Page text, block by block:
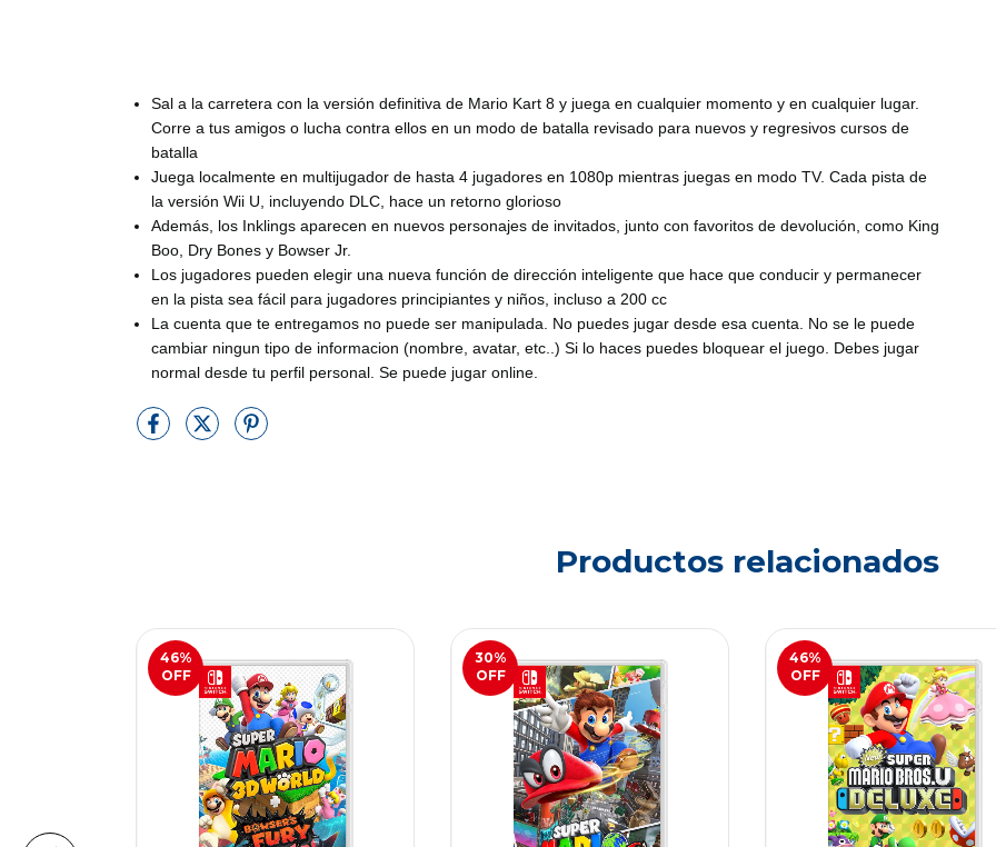
Sal a la carretera con la versión definitiva de Mario Kart 8 y juega en cualquier momento y en cualquier lugar.
Corre a tus amigos o lucha contra ellos en un modo de batalla revisado para nuevos y regresivos cursos de
batalla
Juega localmente en multijugador de hasta 4 jugadores en 1080p mientras juegas en modo TV. Cada pista de
la versión Wii U, incluyendo DLC, hace un retorno glorioso
Además, los Inklings aparecen en nuevos personajes de invitados, junto con favoritos de devolución, como King
Boo, Dry Bones y Bowser Jr.
Los jugadores pueden elegir una nueva función de dirección inteligente que hace que conducir y permanecer
en la pista sea fácil para jugadores principiantes y niños, incluso a 200 cc
La cuenta que te entregamos no puede ser manipulada. No puedes jugar desde esa cuenta. No se le puede
cambiar ningun tipo de informacion (nombre, avatar, etc..) Si lo haces puedes bloquear el juego. Debes jugar
normal desde tu perfil personal. Se puede jugar online.
Productos relacionados
46%
OFF
30%
OFF
46%
OFF